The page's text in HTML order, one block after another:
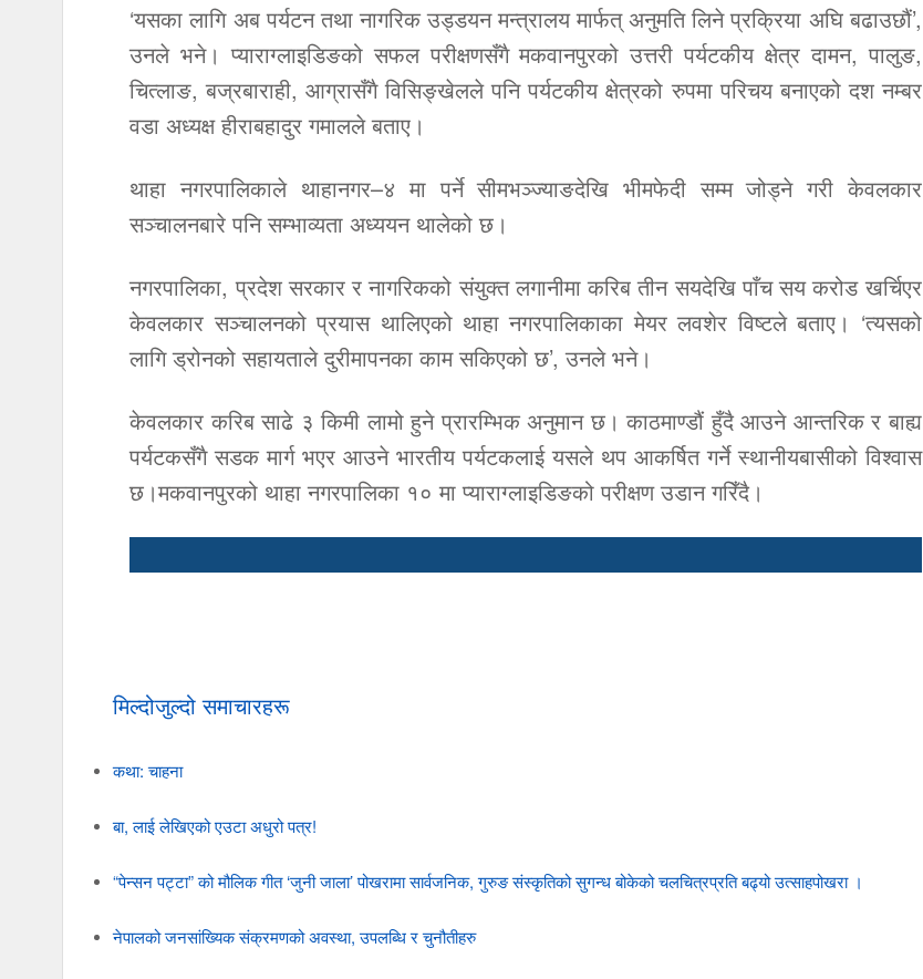
‘यसका लागि अब पर्यटन तथा नागरिक उड्डयन मन्त्रालय मार्फत् अनुमति लिने प्रक्रिया अघि बढाउछौं’,
उनले भने। प्याराग्लाइडिङको सफल परीक्षणसँगै मकवानपुरको उत्तरी पर्यटकीय क्षेत्र दामन, पालुङ,
चित्लाङ, बज्रबाराही, आग्रासँगै विसिङ्खेलले पनि पर्यटकीय क्षेत्रको रुपमा परिचय बनाएको दश नम्बर
वडा अध्यक्ष हीराबहादुर गमालले बताए।
थाहा नगरपालिकाले थाहानगर–४ मा पर्ने सीमभञ्ज्याङदेखि भीमफेदी सम्म जोड्ने गरी केवलकार
सञ्चालनबारे पनि सम्भाव्यता अध्ययन थालेको छ।
नगरपालिका, प्रदेश सरकार र नागरिकको संयुक्त लगानीमा करिब तीन सयदेखि पाँच सय करोड खर्चिएर
केवलकार सञ्चालनको प्रयास थालिएको थाहा नगरपालिकाका मेयर लवशेर विष्टले बताए। ‘त्यसको
लागि ड्रोनको सहायताले दुरीमापनका काम सकिएको छ’, उनले भने।
केवलकार करिब साढे ३ किमी लामो हुने प्रारम्भिक अनुमान छ। काठमाण्डौं हुँदै आउने आन्तरिक र बाह्य
पर्यटकसँगै सडक मार्ग भएर आउने भारतीय पर्यटकलाई यसले थप आकर्षित गर्ने स्थानीयबासीको विश्वास
छ।मकवानपुरको थाहा नगरपालिका १० मा प्याराग्लाइडिङको परीक्षण उडान गरिँदै।
मिल्दोजुल्दो समाचारहरू
कथा: चाहना
बा, लाई लेखिएको एउटा अधुरो पत्र!
“पेन्सन पट्टा” को मौलिक गीत ‘जुनी जाला’ पोखरामा सार्वजनिक, गुरुङ संस्कृतिको सुगन्ध बोकेको चलचित्रप्रति बढ्यो उत्साहपोखरा ।
नेपालको जनसांख्यिक संक्रमणको अवस्था, उपलब्धि र चुनौतीहरु